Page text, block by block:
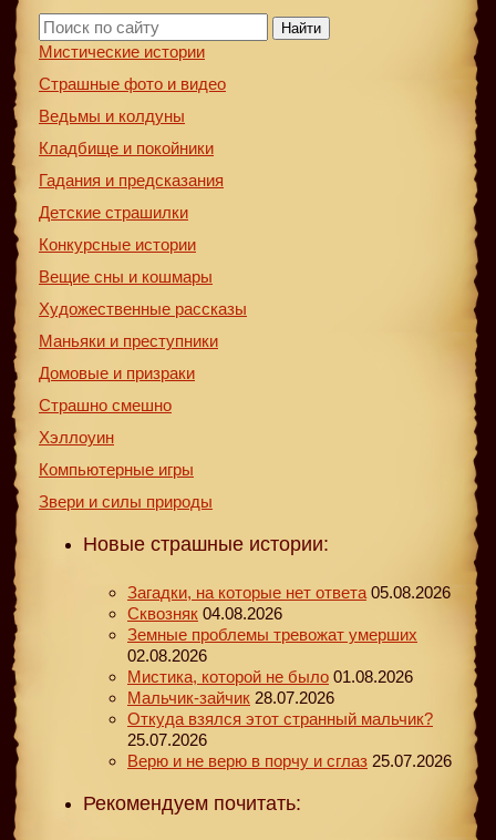
Найти
Мистические истории
Страшные фото и видео
Ведьмы и колдуны
Кладбище и покойники
Гадания и предсказания
Детские страшилки
Конкурсные истории
Вещие сны и кошмары
Художественные рассказы
Маньяки и преступники
Домовые и призраки
Страшно смешно
Хэллоуин
Компьютерные игры
Звери и силы природы
Новые страшные истории:
Загадки, на которые нет ответа 05.08.2026
Сквозняк 04.08.2026
Земные проблемы тревожат умерших
02.08.2026
Мистика, которой не было 01.08.2026
Мальчик-зайчик 28.07.2026
Откуда взялся этот странный мальчик?
25.07.2026
Верю и не верю в порчу и сглаз 25.07.2026
Рекомендуем почитать: